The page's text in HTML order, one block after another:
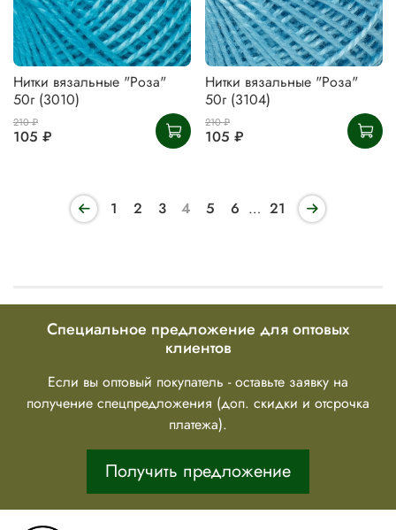
Нитки вязальные "Роза"
50г (3010)
210 ₽
105 ₽
Нитки вязальные "Роза"
50г (3104)
210 ₽
105 ₽
1 2 3 4 5 6 … 21
Специальное предложение для оптовых
клиентов
Если вы оптовый покупатель - оставьте заявку на
получение спецпредложения (доп. скидки и отсрочка
платежа).
Получить предложение